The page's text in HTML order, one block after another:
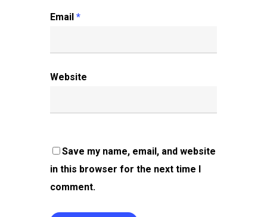
Email *
Website
Save my name, email, and website
in this browser for the next time I
comment.